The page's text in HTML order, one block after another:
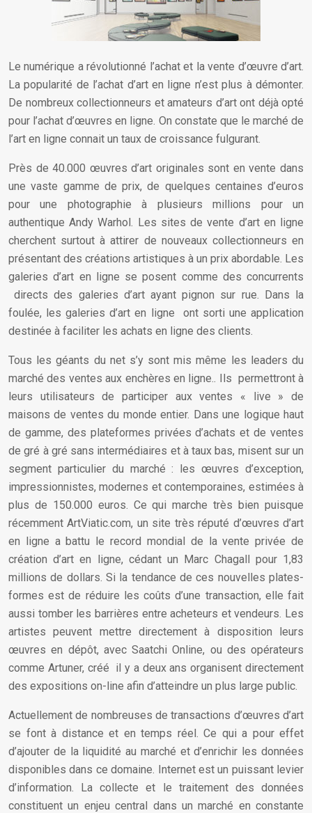
Le numérique a révolutionné l’achat et la vente d’œuvre d’art.
La popularité de l’achat d’art en ligne n’est plus à démonter.
De nombreux collectionneurs et amateurs d’art ont déjà opté
pour l’achat d’œuvres en ligne. On constate que le marché de
l’art en ligne connait un taux de croissance fulgurant.
Près de 40.000 œuvres d’art originales sont en vente dans
une vaste gamme de prix, de quelques centaines d’euros
pour une photographie à plusieurs millions pour un
authentique Andy Warhol. Les sites de vente d’art en ligne
cherchent surtout à attirer de nouveaux collectionneurs en
présentant des créations artistiques à un prix abordable. Les
galeries d’art en ligne se posent comme des concurrents
directs des galeries d’art ayant pignon sur rue. Dans la
foulée, les galeries d’art en ligne ont sorti une application
destinée à faciliter les achats en ligne des clients.
Tous les géants du net s’y sont mis même les leaders du
marché des ventes aux enchères en ligne.. Ils permettront à
leurs utilisateurs de participer aux ventes « live » de
maisons de ventes du monde entier. Dans une logique haut
de gamme, des plateformes privées d’achats et de ventes
de gré à gré sans intermédiaires et à taux bas, misent sur un
segment particulier du marché : les œuvres d’exception,
impressionnistes, modernes et contemporaines, estimées à
plus de 150.000 euros. Ce qui marche très bien puisque
récemment ArtViatic.com, un site très réputé d’œuvres d’art
en ligne a battu le record mondial de la vente privée de
création d’art en ligne, cédant un Marc Chagall pour 1,83
millions de dollars. Si la tendance de ces nouvelles plates-
formes est de réduire les coûts d’une transaction, elle fait
aussi tomber les barrières entre acheteurs et vendeurs. Les
artistes peuvent mettre directement à disposition leurs
œuvres en dépôt, avec Saatchi Online, ou des opérateurs
comme Artuner, créé il y a deux ans organisent directement
des expositions on-line afin d’atteindre un plus large public.
Actuellement de nombreuses de transactions d’œuvres d’art
se font à distance et en temps réel. Ce qui a pour effet
d’ajouter de la liquidité au marché et d’enrichir les données
disponibles dans ce domaine. Internet est un puissant levier
d’information. La collecte et le traitement des données
constituent un enjeu central dans un marché en constante